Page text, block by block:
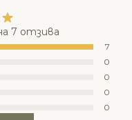
7 отзива
7
0
0
0
0